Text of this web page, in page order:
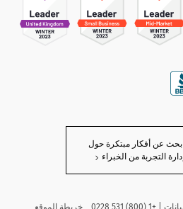
ابحث عن أفكار مبتكرة حول
إدارة التجربة من الخبراء